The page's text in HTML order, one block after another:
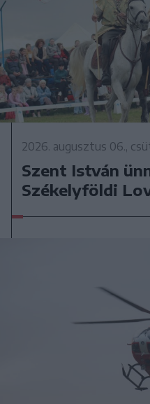
2026. augusztus 06.,
Szent István
Székelyföldi